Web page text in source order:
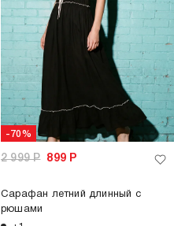
-70%
2 999Р 899 Р
Сарафан летний длинный с
рюшами